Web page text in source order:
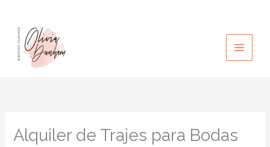
contenido
Alquiler de Trajes para Bodas